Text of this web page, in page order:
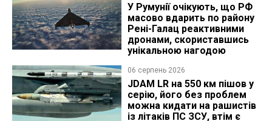
У Румунії очікують, що РФ
масово вдарить по району
Рені-Галац реактивними
дронами, скориставшись
унікальною нагодою
06 серпень 2026
JDAM LR на 550 км пішов у
серію, його без проблем
можна кидати на рашистів
із літаків ПС ЗСУ, втім є